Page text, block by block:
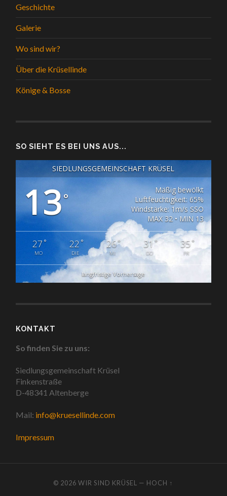
Geschichte
Galerie
Wo sind wir?
Über die Krüsellinde
Könige & Bosse
SO SIEHT ES BEI UNS AUS...
SIEDLUNGSGEMEINSCHAFT KRÜSEL
13°
Mäßig bewölkt
Luftfeuchtigkeit: 65%
Windstärke: 1m/s SSO
MAX 32 • MIN 13
27°
MO
22 °
DIE
26°
MI
31°
DO
35°
FR
langfristige Vorhersage
KONTAKT
So finden Sie zu uns:
Siedlungsgemeinschaft Krüsel
Finkenstraße
D-48341 Altenberge
Mail: info@kruesellinde.com
Impressum
© 2026WIR SIND KRÜSEL — HOCH ↑